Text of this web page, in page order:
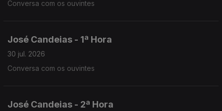
Conversa com os ouvintes
José Candeias - 1ª Hora
30 jul. 2026
Conversa com os ouvintes
José Candeias - 2ª Hora